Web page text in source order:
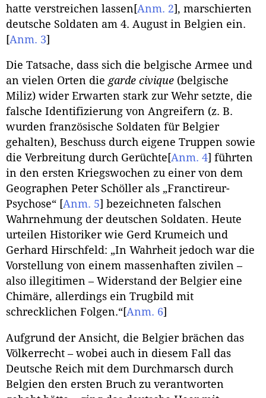
hatte verstreichen lassen [Anm. 2] , marschierten
deutsche Soldaten am 4. August in Belgien ein.
[Anm. 3]
Die Tatsache, dass sich die belgische Armee und
an vielen Orten die garde civique (belgische
Miliz) wider Erwarten stark zur Wehr setzte, die
falsche Identifizierung von Angreifern (z. B.
wurden französische Soldaten für Belgier
gehalten), Beschuss durch eigene Truppen sowie
die Verbreitung durch Gerüchte [Anm. 4] führten
in den ersten Kriegswochen zu einer von dem
Geographen Peter Schöller als „Franctireur-
Psychose“ [Anm. 5] bezeichneten falschen
Wahrnehmung der deutschen Soldaten. Heute
urteilen Historiker wie Gerd Krumeich und
Gerhard Hirschfeld: „In Wahrheit jedoch war die
Vorstellung von einem massenhaften zivilen –
also illegitimen – Widerstand der Belgier eine
Chimäre, allerdings ein Trugbild mit
schrecklichen Folgen.“[Anm. 6]
Aufgrund der Ansicht, die Belgier brächen das
Völkerrecht – wobei auch in diesem Fall das
Deutsche Reich mit dem Durchmarsch durch
Belgien den ersten Bruch zu verantworten